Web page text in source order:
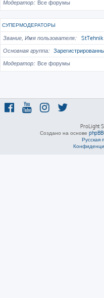
Модератор
Все форумы
СУПЕРМОДЕРАТОРЫ
Звание, Имя пользователя
StTehnik
Основная группа
Модератор
Все форумы
ProLight
Создано на основе phpBB
Русская